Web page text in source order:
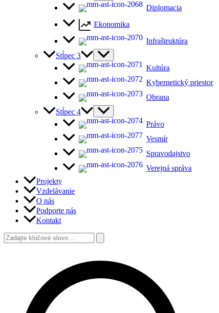
Diplomacia
Ekonomika
Infraštruktúra
Stĺpec 3
Kultúra
Kybernetický priestor
Obrana
Stĺpec 4
Právo
Vesmír
Spravodajstvo
Verejná správa
Projekty
Vzdelávanie
O nás
Podporte nás
Kontakt
Vyhľadať: